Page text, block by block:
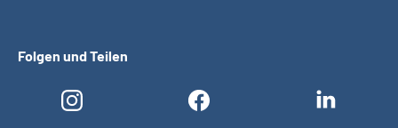
Folgen und Teilen